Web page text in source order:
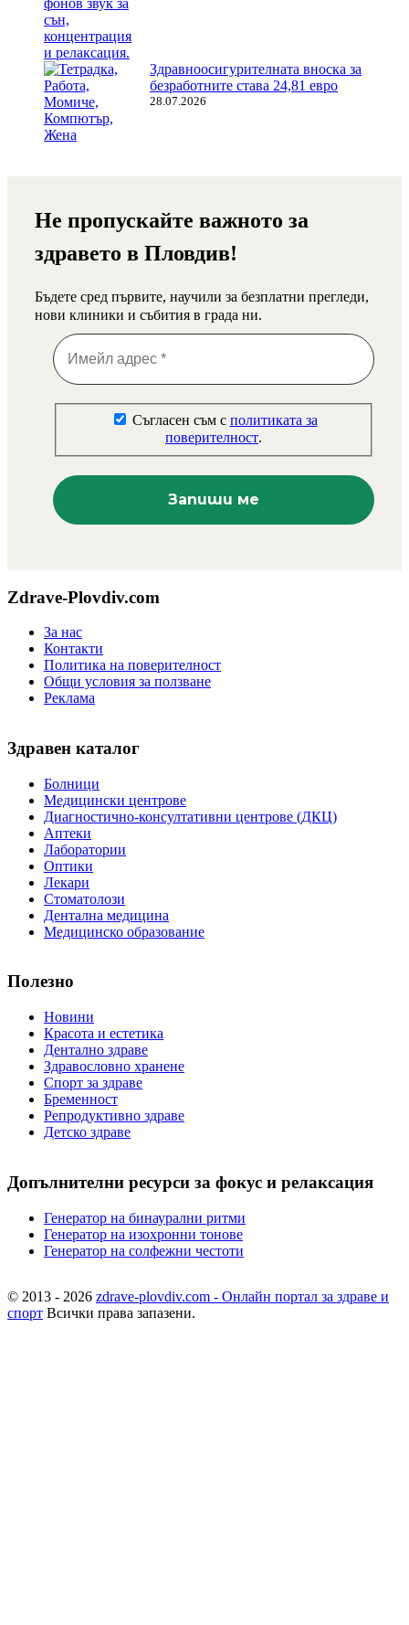
Здравноосигурителната вноска за
безработните става 24,81 евро
28.07.2026
Не пропускайте важното за
здравето в Пловдив!
Бъдете сред първите, научили за безплатни прегледи,
нови клиники и събития в града ни.
Съгласен съм с политиката за
поверителност.
Zdrave-Plovdiv.com
За нас
Контакти
Политика на поверителност
Общи условия за ползване
Реклама
Здравен каталог
Болници
Медицински центрове
Диагностично-консултативни центрове (ДКЦ)
Аптеки
Лаборатории
Оптики
Лекари
Стоматолози
Дентална медицина
Медицинско образование
Полезно
Новини
Красота и естетика
Дентално здраве
Здравословно хранене
Спорт за здраве
Бременност
Репродуктивно здраве
Детско здраве
Допълнителни ресурси за фокус и релаксация
Генератор на бинаурални ритми
Генератор на изохронни тонове
Генератор на солфежни честоти
© 2013 - 2026 zdrave-plovdiv.com - Онлайн портал за здраве и
спорт Всички права запазени.